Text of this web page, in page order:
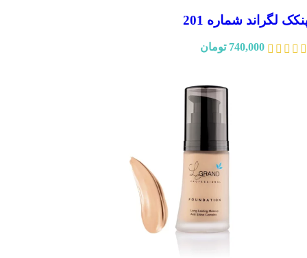
لگراند شماره 201
740,000 تومان